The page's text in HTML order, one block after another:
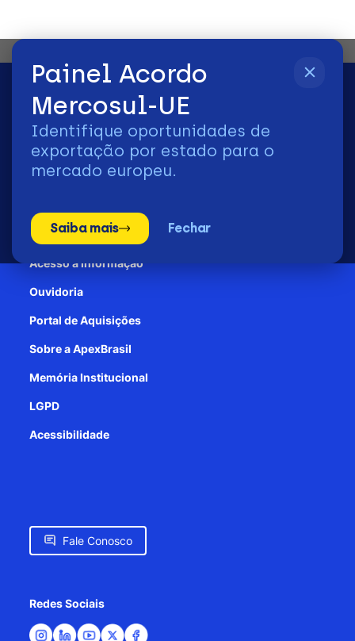
Painel Acordo
Mercosul-UE
Identifique oportunidades de
exportação por estado para o
mercado europeu.
Saiba mais Fechar
2026 | © Todos os Direitos Reservados - ApexBrasil
Patrocínio
Acesso à informação
Ouvidoria
Portal de Aquisições
Sobre a ApexBrasil
Memória Institucional
LGPD
Acessibilidade
Fale Conosco
Redes Sociais